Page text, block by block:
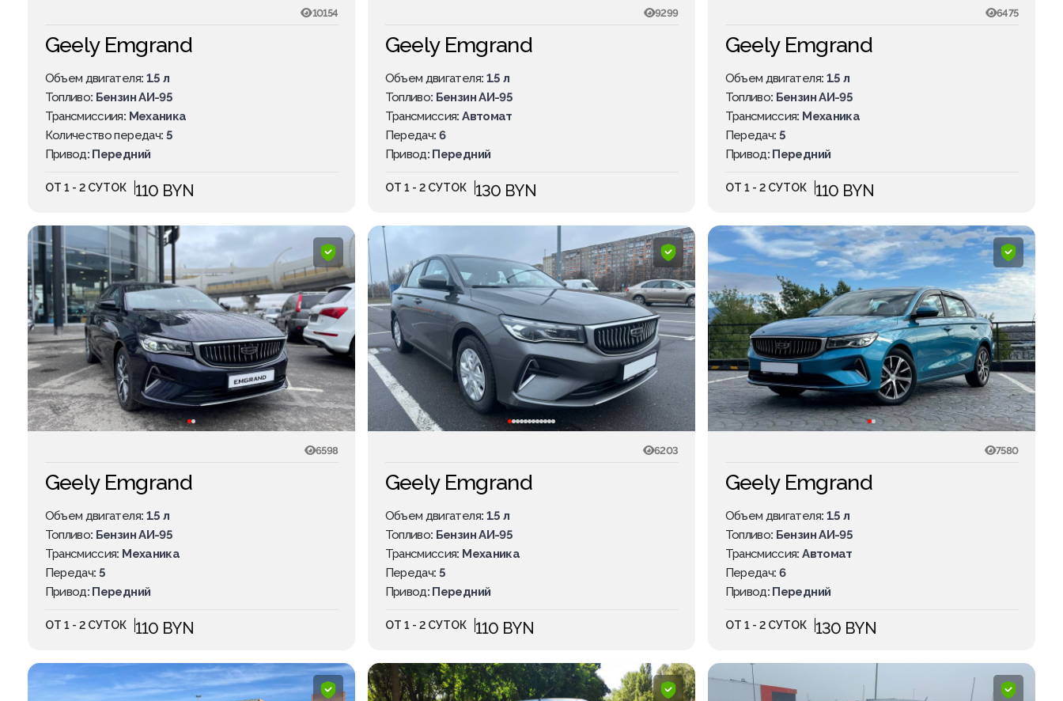
10154
Geely Emgrand
Объем двигателя: 1.5 л
Топливо: Бензин АИ-95
Трансмиссиия: Механика
Количество передач: 5
Привод: Передний
ОТ 1 - 2 СУТОК 110 BYN
9299
Geely Emgrand
Объем двигателя: 1.5 л
Топливо: Бензин АИ-95
Трансмиссия: Автомат
Передач: 6
Привод: Передний
ОТ 1 - 2 СУТОК 130 BYN
6475
Geely Emgrand
Объем двигателя: 1.5 л
Топливо: Бензин АИ-95
Трансмиссия: Механика
Передач: 5
Привод: Передний
ОТ 1 - 2 СУТОК 110 BYN
6598
Geely Emgrand
Объем двигателя: 1.5 л
Топливо: Бензин АИ-95
Трансмиссия: Механика
Передач: 5
Привод: Передний
ОТ 1 - 2 СУТОК 110 BYN
6203
Geely Emgrand
Объем двигателя: 1.5 л
Топливо: Бензин АИ-95
Трансмиссия: Механика
Передач: 5
Привод: Передний
ОТ 1 - 2 СУТОК 110 BYN
7580
Geely Emgrand
Объем двигателя: 1.5 л
Топливо: Бензин АИ-95
Трансмиссия: Автомат
Передач: 6
Привод: Передний
ОТ 1 - 2 СУТОК 130 BYN